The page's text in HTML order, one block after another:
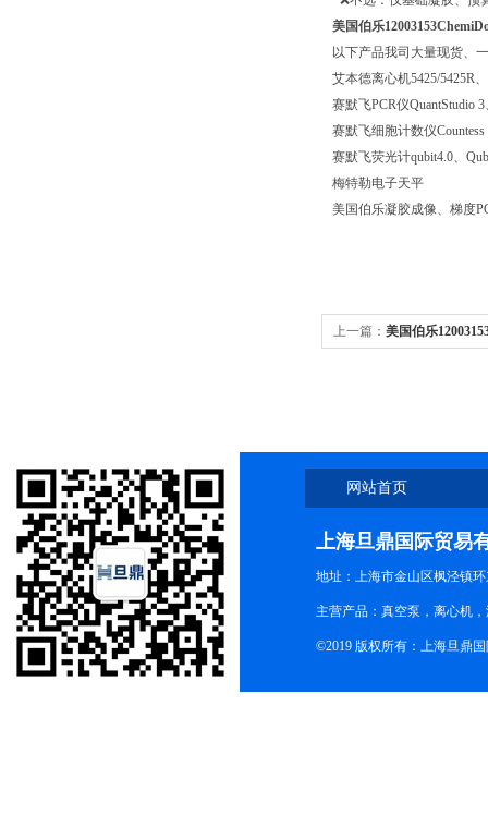
美国伯乐
以下产品我司大量现货、
艾本德离心机5425/5425R
赛默飞PCR仪QuantStudio
赛默飞细胞计数仪Countess
赛默飞荧光计qubit4.0、
梅特勒电子天平
美国伯乐凝胶成像、梯度
上一篇： 美国伯乐
网站首页
上海旦鼎国际贸易
地址：上海市金山区枫泾镇
主营产品：真空泵，离心机
©2019 版权所有：上海旦鼎